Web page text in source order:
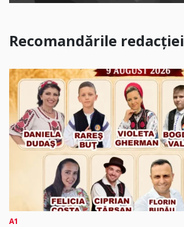
Recomandările redacției
A1